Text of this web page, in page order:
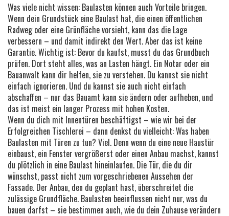
Was viele nicht wissen: Baulasten können auch Vorteile bringen.
Wenn dein Grundstück eine Baulast hat, die einen öffentlichen
Radweg oder eine Grünfläche vorsieht, kann das die Lage
verbessern – und damit indirekt den Wert. Aber das ist keine
Garantie. Wichtig ist: Bevor du kaufst, musst du das Grundbuch
prüfen. Dort steht alles, was an Lasten hängt. Ein Notar oder ein
Bauanwalt kann dir helfen, sie zu verstehen. Du kannst sie nicht
einfach ignorieren. Und du kannst sie auch nicht einfach
abschaffen – nur das Bauamt kann sie ändern oder aufheben, und
das ist meist ein langer Prozess mit hohen Kosten.
Wenn du dich mit Innentüren beschäftigst – wie wir bei der
Erfolgreichen Tischlerei – dann denkst du vielleicht: Was haben
Baulasten mit Türen zu tun? Viel. Denn wenn du eine neue Haustür
einbaust, ein Fenster vergrößerst oder einen Anbau machst, kannst
du plötzlich in eine Baulast hineinlaufen. Die Tür, die du dir
wünschst, passt nicht zum vorgeschriebenen Aussehen der
Fassade. Der Anbau, den du geplant hast, überschreitet die
zulässige Grundfläche. Baulasten beeinflussen nicht nur, was du
bauen darfst – sie bestimmen auch, wie du dein Zuhause verändern